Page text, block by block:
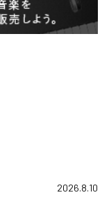
2026.8.10